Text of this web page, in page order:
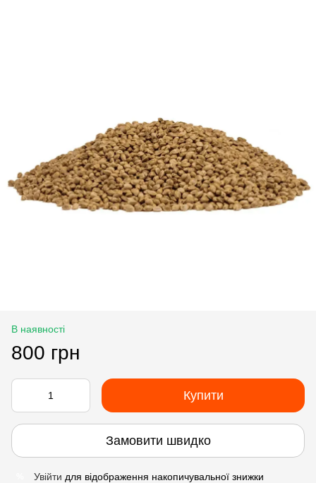
В наявності
800 грн
Купити
Замовити швидко
Увійти для відображення накопичувальної знижки